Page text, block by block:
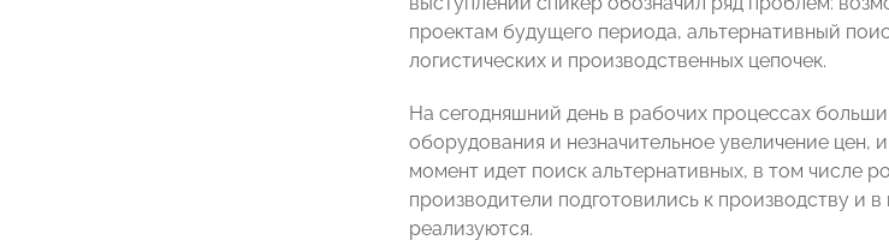
проектам будущего периода, альтернативный
логистических и производственных цепочек.
На сегодняшний день в рабочих процессах
оборудования и незначительное увеличение цен,
момент идет поиск альтернативных, в том числе
производители подготовились к производству и
реализуются.